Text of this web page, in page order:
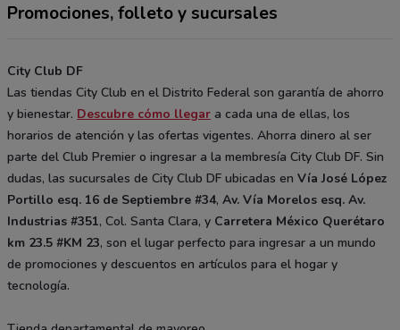
Promociones, folleto y sucursales
City Club DF
Las tiendas City Club en el Distrito Federal son garantía de ahorro
y bienestar. Descubre cómo llegar a cada una de ellas, los
horarios de atención y las ofertas vigentes. Ahorra dinero al ser
parte del Club Premier o ingresar a la membresía City Club DF. Sin
dudas, las sucursales de City Club DF ubicadas en Vía José López
Portillo esq. 16 de Septiembre #34, Av. Vía Morelos esq. Av.
Industrias #351, Col. Santa Clara, y Carretera México Querétaro
km 23.5 #KM 23, son el lugar perfecto para ingresar a un mundo
de promociones y descuentos en artículos para el hogar y
tecnología.